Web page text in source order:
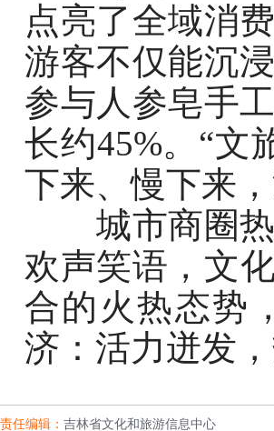
点亮了全域消
游客不仅能沉
参与人参皂手
长约45%。“文
下来、慢下来
城市商圈热
欢声笑语，文
合的火热态势
济：活力迸发
责任编辑： 吉林省文化和旅游信息中心